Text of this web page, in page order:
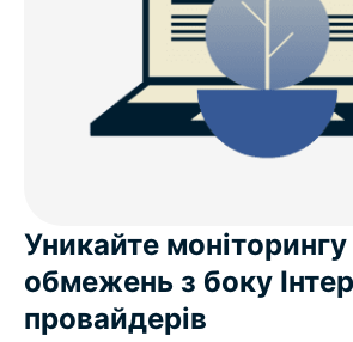
Уникайте моніторингу
обмежень з боку
провайдерів